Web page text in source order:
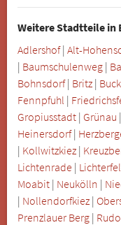
Weitere Stadtteile in
Adlershof| Alt-
| Baumschulenweg |
Bohnsdorf| Britz |
Fennpfuhl |
Gropiusstadt | Grünau |
Heinersdorf|
| Kollwitzkiez |
Lichtenrade |
Moabit | Neukölln |
| Nollendorfkiez |
Prenzlauer Berg |